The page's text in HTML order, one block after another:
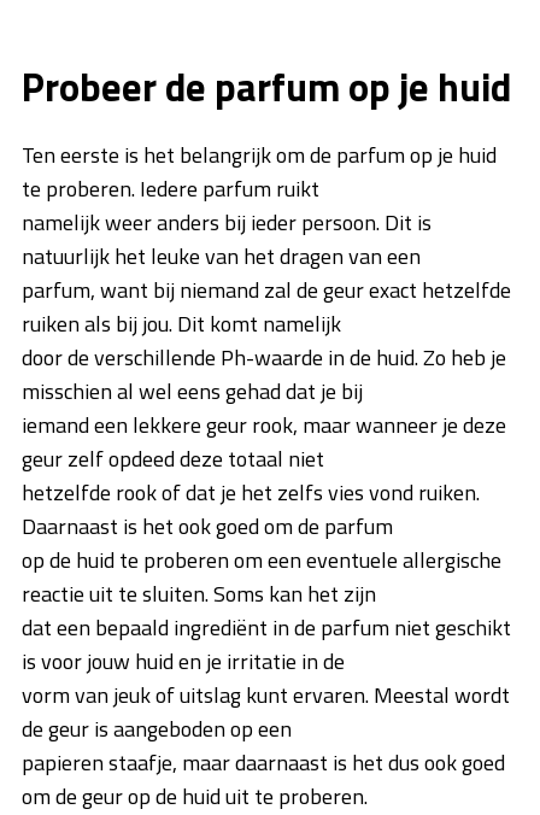
Probeer de parfum op je huid
Ten eerste is het belangrijk om de parfum op je huid
te proberen. Iedere parfum ruikt
namelijk weer anders bij ieder persoon. Dit is
natuurlijk het leuke van het dragen van een
parfum, want bij niemand zal de geur exact hetzelfde
ruiken als bij jou. Dit komt namelijk
door de verschillende Ph-waarde in de huid. Zo heb je
misschien al wel eens gehad dat je bij
iemand een lekkere geur rook, maar wanneer je deze
geur zelf opdeed deze totaal niet
hetzelfde rook of dat je het zelfs vies vond ruiken.
Daarnaast is het ook goed om de parfum
op de huid te proberen om een eventuele allergische
reactie uit te sluiten. Soms kan het zijn
dat een bepaald ingrediënt in de parfum niet geschikt
is voor jouw huid en je irritatie in de
vorm van jeuk of uitslag kunt ervaren. Meestal wordt
de geur is aangeboden op een
papieren staafje, maar daarnaast is het dus ook goed
om de geur op de huid uit te proberen.